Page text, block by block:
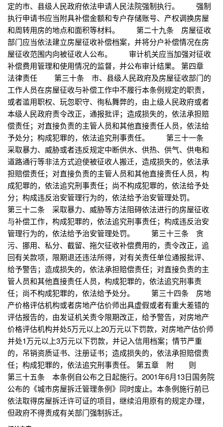
定的市、县级人民政府依法申请人民法院强制执行。 强制
执行申请书应当附具补偿金额和专户存储账号、产权调换房屋
和周转用房的地点和面积等材料。 第二十九条 房屋征收
部门应当依法建立房屋征收补偿档案，并将分户补偿情况在房
屋征收范围内向被征收人公布。 审计机关应当加强对征收
补偿费用管理和使用情况的监督，并公布审计结果。 第四章
法律责任 第三十条 市、县级人民政府及房屋征收部门的
工作人员在房屋征收与补偿工作中不履行本条例规定的职责，
或者滥用职权、玩忽职守、徇私舞弊的，由上级人民政府或者
本级人民政府责令改正，通报批评；造成损失的，依法承担赔
偿责任；对直接负责的主管人员和其他直接责任人员，依法给
予处分；构成犯罪的，依法追究刑事责任。 第三十一条
采取暴力、威胁或者违反规定中断供水、供热、供气、供电和
道路通行等非法方式迫使被征收人搬迁，造成损失的，依法承
担赔偿责任；对直接负责的主管人员和其他直接责任人员，构
成犯罪的，依法追究刑事责任；尚不构成犯罪的，依法给予处
分；构成违反治安管理行为的，依法给予治安管理处罚。
第三十二条 采取暴力、威胁等方法阻碍依法进行的房屋征收
与补偿工作，构成犯罪的，依法追究刑事责任；构成违反治安
管理行为的，依法给予治安管理处罚。 第三十三条 贪
污、挪用、私分、截留、拖欠征收补偿费用的，责令改正，追
回有关款项，限期退还违法所得，对有关责任单位通报批评、
给予警告；造成损失的，依法承担赔偿责任；对直接负责的主
管人员和其他直接责任人员，构成犯罪的，依法追究刑事责
任；尚不构成犯罪的，依法给予处分。 第三十四条 房地
产价格评估机构或者房地产估价师出具虚假或者有重大差错的
评估报告的，由发证机关责令限期改正，给予警告，对房地产
价格评估机构并处5万元以上20万元以下罚款，对房地产估价师
并处1万元以上3万元以下罚款，并记入信用档案；情节严重
的，吊销资质证书、注册证书；造成损失的，依法承担赔偿责
任；构成犯罪的，依法追究刑事责任。 第五章 附 则
第三十五条 本条例自公布之日起施行。2001年6月13日国务院
公布的《城市房屋拆迁管理条例》同时废止。本条例施行前已
依法取得房屋拆迁许可证的项目，继续沿用原有的规定办理，
但政府不得责成有关部门强制拆迁。